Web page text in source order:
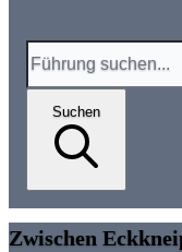
Suchen
Zwischen